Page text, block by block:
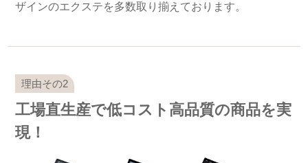
ザインのエクステを多数取り揃えております。
工場直生産で低コスト高品質の商品を実
現！